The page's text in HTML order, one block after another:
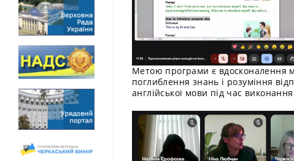
Метою програми є вдосконалення
поглиблення знань і розуміння
англійської мови під час